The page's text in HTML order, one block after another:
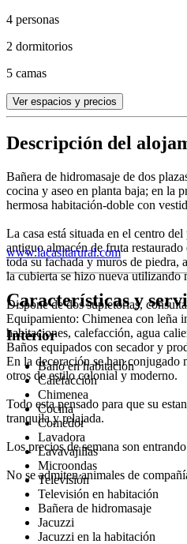
4 personas
2 dormitorios
5 camas
Ver espacios y precios
Descripción del
Bañera de hidromasaje de dos
cocina y aseo en planta baja; en la
hermosa habitación-doble con
La casa está situada en el centro
antiguo almacén de fruta
toda su fachada y muros de piedra,
la cubierta se hizo nueva utilizando
Dispone de dos supletorias,
Equipamiento: Chimenea con leña
habitaciones, calefacción, agua
Baños equipados con secador y
En la decoración se han conjugado
otros de estilo colonial y moderno.
Todo esta pensado para que su
tranquila y relajada.
Los precios de semana son
No se admiten animales de
www.lacasitarural.com
Características y
Interior
Baño en habitación
Calefacción
Chimenea
Cocina
Comedor
Lavadora
Lavavajillas
Microondas
Televisión
Televisión en habitación
Bañera de hidromasaje
Jacuzzi
Jacuzzi en la habitación